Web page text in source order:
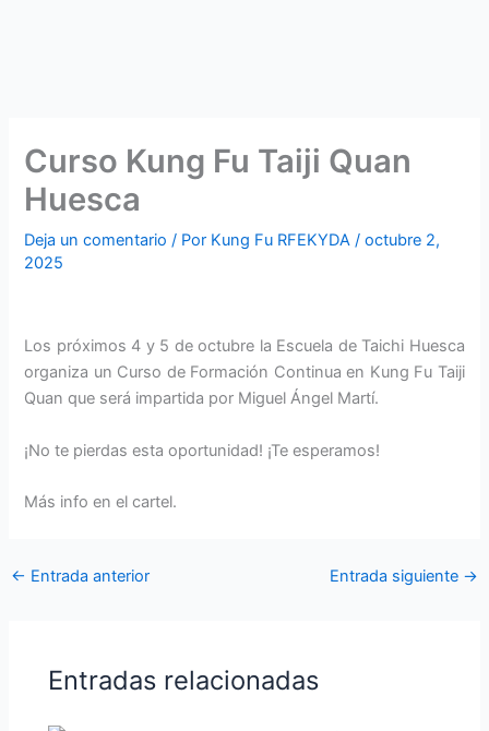
Curso Kung Fu Taiji Quan
Huesca
Deja un comentario / Por Kung Fu RFEKYDA/octubre 2,
2025
Los próximos 4 y 5 de octubre la Escuela de Taichi Huesca
organiza un Curso de Formación Continua en Kung Fu Taiji
Quan que será impartida por Miguel Ángel Martí.
¡No te pierdas esta oportunidad! ¡Te esperamos!
Más info en el cartel.
← Entrada anterior Entrada siguiente →
Entradas relacionadas